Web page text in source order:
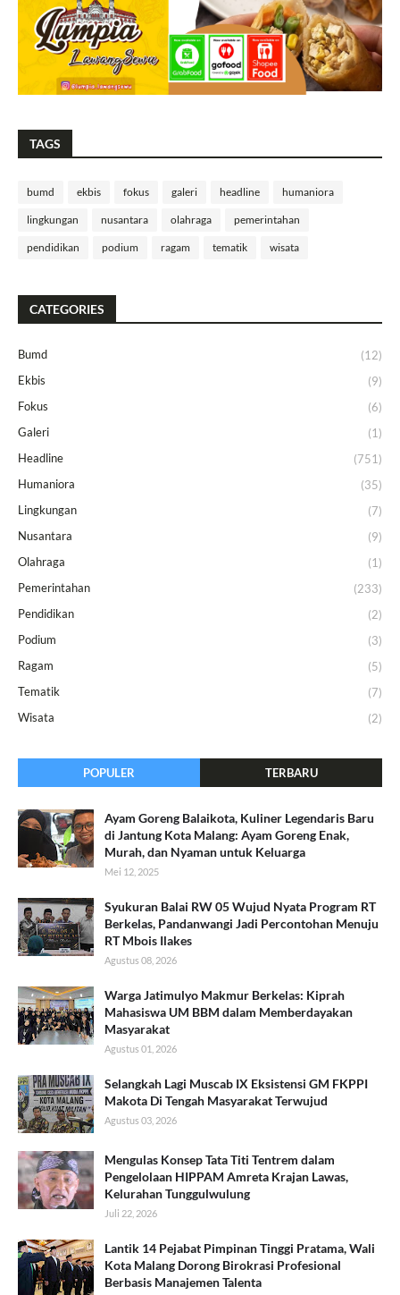
TAGS
bumd ekbis fokus galeri headline humaniora
lingkungan nusantara olahraga pemerintahan
pendidikan podium ragam tematik wisata
CATEGORIES
Bumd
(12)
Ekbis
(9)
Fokus
(6)
Galeri
(1)
Headline
(751)
Humaniora
(35)
Lingkungan
(7)
Nusantara
(9)
Olahraga
(1)
Pemerintahan
(233)
Pendidikan
(2)
Podium
(3)
Ragam
(5)
Tematik
(7)
Wisata
(2)
POPULER TERBARU
Ayam Goreng Balaikota, Kuliner Legendaris Baru
di Jantung Kota Malang: Ayam Goreng Enak,
Murah, dan Nyaman untuk Keluarga
Mei 12, 2025
Syukuran Balai RW 05 Wujud Nyata Program RT
Berkelas, Pandanwangi Jadi Percontohan Menuju
RT Mbois Ilakes
Agustus 08, 2026
Warga Jatimulyo Makmur Berkelas: Kiprah
Mahasiswa UM BBM dalam Memberdayakan
Masyarakat
Agustus 01, 2026
Selangkah Lagi Muscab IX Eksistensi GM FKPPI
Makota Di Tengah Masyarakat Terwujud
Agustus 03, 2026
​Mengulas Konsep Tata Titi Tentrem dalam
Pengelolaan HIPPAM Amreta Krajan Lawas,
Kelurahan Tunggulwulung
Juli 22, 2026
Lantik 14 Pejabat Pimpinan Tinggi Pratama, Wali
Kota Malang Dorong Birokrasi Profesional
Berbasis Manajemen Talenta